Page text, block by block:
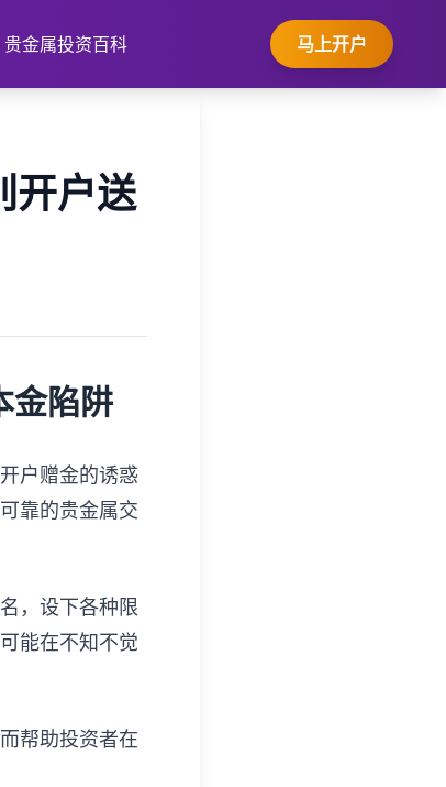
贵金属投资百科 马上开户
开户送
金陷阱
户赠金的诱惑
靠的贵金属交
，设下各种限
能在不知不觉
帮助投资者在